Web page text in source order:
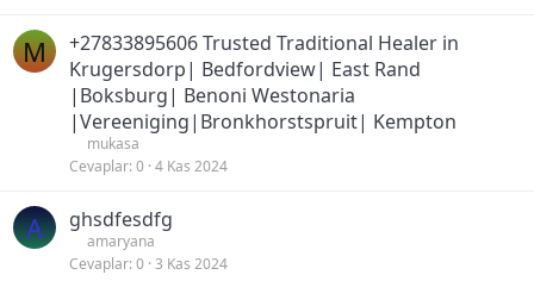
M
+27833895606 Trusted Traditional Healer in
Krugersdorp| Bedfordview| East Rand
|Boksburg| Benoni Westonaria
|Vereeniging|Bronkhorstspruit| Kempton
mukasa
Cevaplar 0 4 Kas 2024
A ghsdfesdfg
amaryana
Cevaplar 0 3 Kas 2024